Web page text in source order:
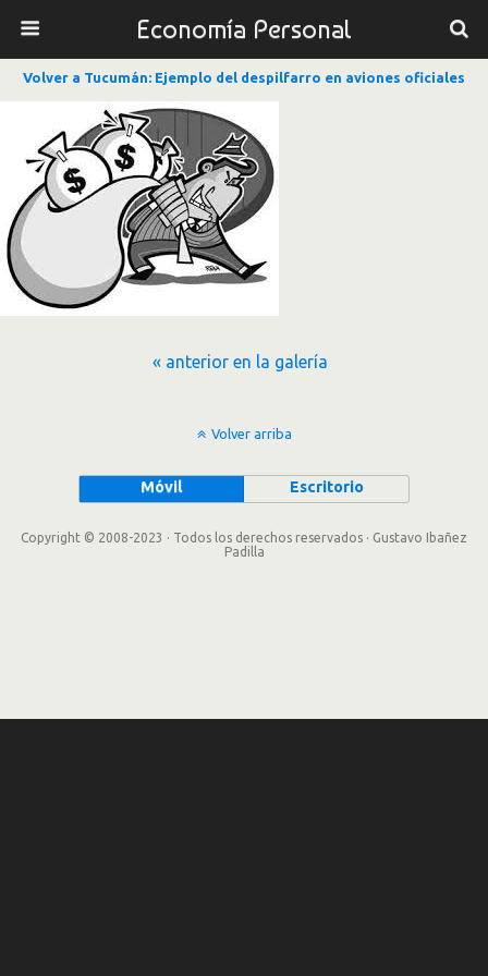
Economía Personal
Volver a Tucumán: Ejemplo del despilfarro en aviones oficiales
« anterior en la galería
Volver arriba
Móvil Escritorio
Copyright © 2008-2023 · Todos los derechos reservados · Gustavo Ibañez
Padilla